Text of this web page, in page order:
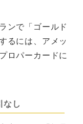
ンで「ゴールド
るには、アメッ
ロパーカードに
なし